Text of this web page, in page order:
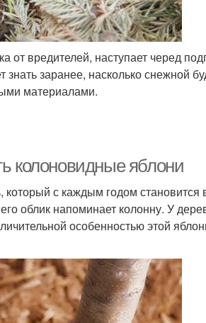
от вредителей, наступает черед
заранее, насколько снежной
материалами.
колоновидные яблони
с каждым годом становится
облик напоминает колонну. У
особенностью этой